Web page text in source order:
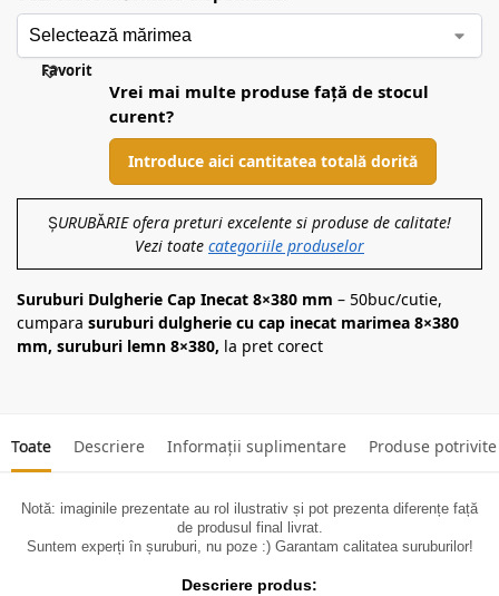
Favorit
Vrei mai multe produse față de stocul
curent?
Introduce aici cantitatea totală dorită
ȘURUBĂRIE ofera preturi excelente si produse de calitate!
Vezi toate categoriile produselor
Suruburi Dulgherie Cap Inecat 8×380 mm – 50buc/cutie,
cumpara suruburi dulgherie cu cap inecat marimea 8×380
mm, suruburi lemn 8×380, la pret corect
Toate Descriere Informații suplimentare Produse potrivite
Notă: imaginile prezentate au rol ilustrativ și pot prezenta diferențe față
de produsul final livrat.
Suntem experți în șuruburi, nu poze :) Garantam calitatea suruburilor!
Descriere produs: